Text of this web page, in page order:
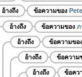
อ้างถึง ข้อความของ
อ้างถึง ข้อความของ ภ
อ้างถึง ข้อความขอ
อ้างถึง ข้อความ
อ้างถึง ข้อคว